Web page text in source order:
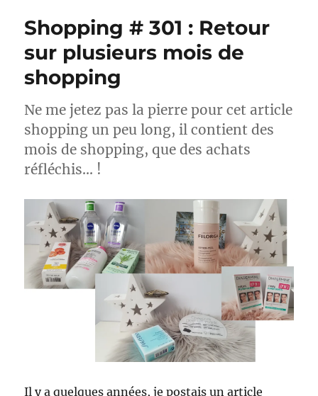
Shopping # 301 : Retour
sur plusieurs mois de
shopping
Ne me jetez pas la pierre pour cet article
shopping un peu long, il contient des
mois de shopping, que des achats
réfléchis… !
Il y a quelques années, je postais un article